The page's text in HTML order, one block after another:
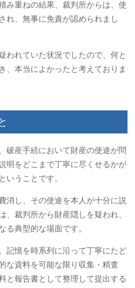
み重ねの結果、裁判所からは、使
れ、無事に免責が認められまし
われていた状況でしたので、何と
、本当によかったと考えておりま
破産手続において財産の使途が問
明をどこまで丁寧に尽くせるかが
いうことです。
消し、その使途を本人が十分に説
、裁判所から財産隠しを疑われ、
る典型的な場面です。
記憶を時系列に沿って丁寧にたど
な資料を可能な限り収集・精査
と報告書として整理して提出する